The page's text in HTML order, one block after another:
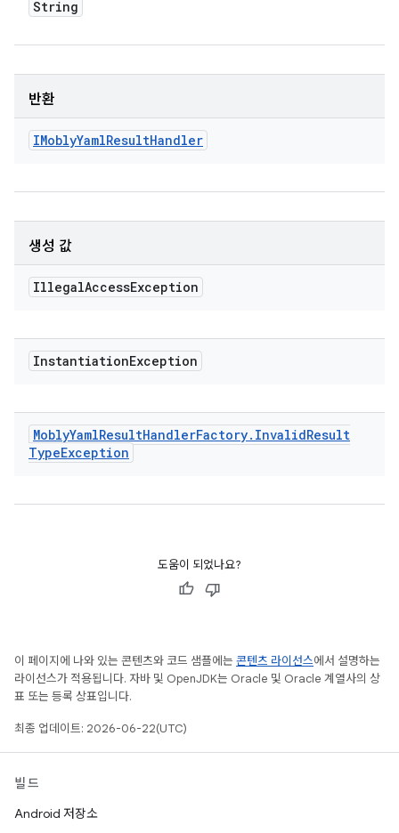
String
반환
IMoblyYamlResultHandler
생성 값
IllegalAccessException
InstantiationException
MoblyYamlResultHandlerFactory. InvalidResult
TypeException
도움이 되었나요?
이 페이지에 나와 있는 콘텐츠와 코드 샘플에는 콘텐츠 라이선스에서 설명하는
라이선스가 적용됩니다. 자바 및 OpenJDK는 Oracle 및 Oracle 계열사의 상
표 또는 등록 상표입니다.
최종 업데이트: 2026-06-22(UTC)
빌드
Android 저장소